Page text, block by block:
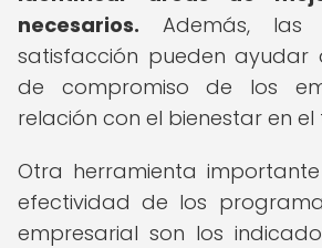
necesarios. Además, las
satisfacción pueden ayudar
de compromiso de los
relación con el bienestar en
Otra herramienta
efectividad de los
empresarial son los